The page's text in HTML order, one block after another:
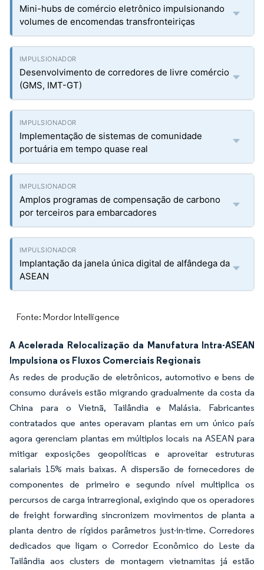
Mini-hubs de comércio eletrônico impulsionando
volumes de encomendas transfronteiriças
Desenvolvimento de corredores de livre comércio
(GMS, IMT-GT)
Implementação de sistemas de comunidade
portuária em tempo quase real
Amplos programas de compensação de carbono
por terceiros para embarcadores
Implantação da janela única digital de alfândega da
ASEAN
Fonte: Mordor Intelligence
A Acelerada Relocalização da Manufatura Intra-ASEAN
Impulsiona os Fluxos Comerciais Regionais
As redes de produção de eletrônicos, automotivo e bens de
consumo duráveis estão migrando gradualmente da costa da
China para o Vietnã, Tailândia e Malásia. Fabricantes
contratados que antes operavam plantas em um único país
agora gerenciam plantas em múltiplos locais na ASEAN para
mitigar exposições geopolíticas e aproveitar estruturas
salariais 15% mais baixas. A dispersão de fornecedores de
componentes de primeiro e segundo nível multiplica os
percursos de carga intrarregional, exigindo que os operadores
de freight forwarding sincronizem movimentos de planta a
planta dentro de rígidos parâmetros just-in-time. Corredores
dedicados que ligam o Corredor Econômico do Leste da
Tailândia aos clusters de montagem vietnamitas já estão